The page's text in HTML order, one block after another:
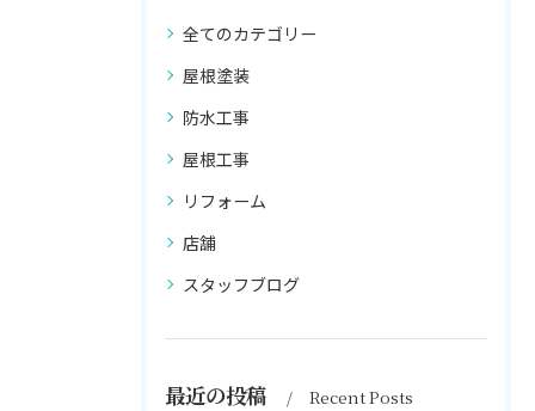
全てのカテゴリー
屋根塗装
防水工事
屋根工事
リフォーム
店舗
スタッフブログ
最近の投稿 Recent Posts